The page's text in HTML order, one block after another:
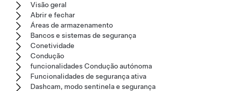
Visão geral
Abrir e fechar
Áreas de armazenamento
Bancos e sistemas de segurança
Conetividade
Condução
funcionalidades Condução autónoma
Funcionalidades de segurança ativa
Dashcam, modo sentinela e segurança